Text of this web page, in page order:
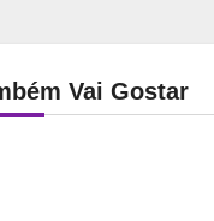
Vai Gostar